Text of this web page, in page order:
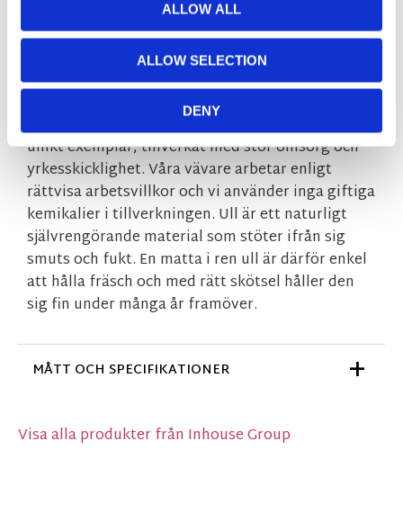
ALLOW ALL
ALLOW SELECTION
DENY
Handvävd ullmatta
Slitstark och lättskött
Lyon vävs för hand i Indien av erfarna
hantverkare, därför kan små skillnader i nyans
och vävstruktur förekomma. Varje matta är ett
unikt exemplar, tillverkat med stor omsorg och
yrkesskicklighet. Våra vävare arbetar enligt
rättvisa arbetsvillkor och vi använder inga giftiga
kemikalier i tillverkningen. Ull är ett naturligt
självrengörande material som stöter ifrån sig
smuts och fukt. En matta i ren ull är därför enkel
att hålla fräsch och med rätt skötsel håller den
sig fin under många år framöver.
MÅTT OCH SPECIFIKATIONER
Visa alla produkter från Inhouse Group